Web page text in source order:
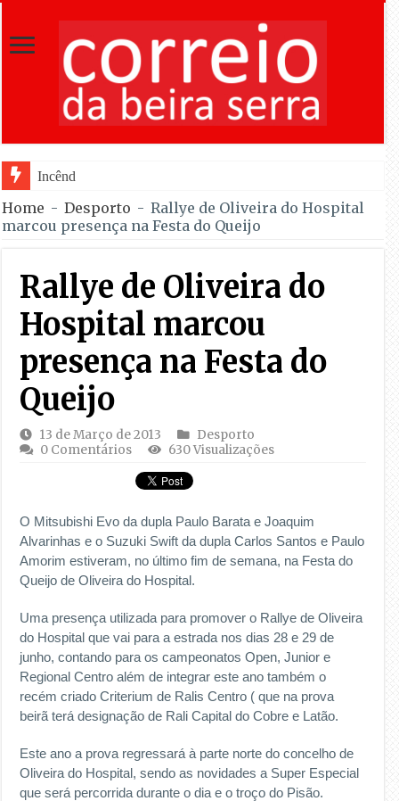
Incêndio em Fornos de Algodres do
Home - Desporto - Rallye de Oliveira do Hospital
marcou presença na Festa do Queijo
Rallye de Oliveira do
Hospital marcou
presença na Festa do
Queijo
13 de Março de 2013
Desporto
0 Comentários
630 Visualizações
O Mitsubishi Evo da dupla Paulo Barata e Joaquim
Alvarinhas e o Suzuki Swift da dupla Carlos Santos e Paulo
Amorim estiveram, no último fim de semana, na Festa do
Queijo de Oliveira do Hospital.
Uma presença utilizada para promover o Rallye de Oliveira
do Hospital que vai para a estrada nos dias 28 e 29 de
junho, contando para os campeonatos Open, Junior e
Regional Centro além de integrar este ano também o
recém criado Criterium de Ralis Centro ( que na prova
beirã terá designação de Rali Capital do Cobre e Latão.
Este ano a prova regressará à parte norte do concelho de
Oliveira do Hospital, sendo as novidades a Super Especial
que será percorrida durante o dia e o troço do Pisão.